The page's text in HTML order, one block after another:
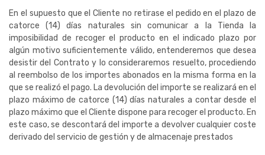
En el supuesto que el Cliente no retirase el pedido en elplazo de
catorce (14) días naturales sin comunicar a la Tienda la
imposibilidad de recoger el producto en el indicado plazo por
algún motivo suficientemente válido, entenderemos que desea
desistir del Contrato y lo consideraremos resuelto, procediendo
al reembolso de los importes abonados en la misma forma en la
que se realizó el pago. La devolución del importe se realizará en el
plazo máximo de catorce (14) días naturales a contar desde el
plazo máximo que el Cliente dispone para recoger el producto. En
este caso, se descontará del importe a devolver cualquier coste
derivado del servicio de gestión y de almacenaje prestados